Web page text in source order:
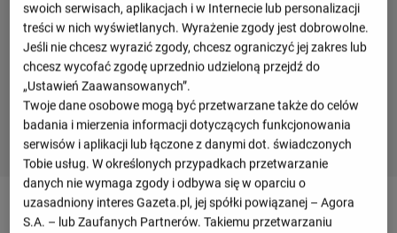
Mecz Namibia - Mali - szczegóły
swoich serwisach, aplikacjach i w Internecie lub personalizacji
treści w nich wyświetlanych. Wyrażenie zgody jest dobrowolne.
Jeśli nie chcesz wyrazić zgody, chcesz ograniczyć jej zakres lub
chcesz wycofać zgodę uprzednio udzieloną przejdź do
„Ustawień Zaawansowanych”.
Twoje dane osobowe mogą być przetwarzane także do celów
badania i mierzenia informacji dotyczących funkcjonowania
serwisów i aplikacji lub łączone z danymi dot. świadczonych
Tobie usług. W określonych przypadkach przetwarzanie
danych nie wymaga zgody i odbywa się w oparciu o
uzasadniony interes Gazeta.pl, jej spółki powiązanej – Agora
S.A. – lub Zaufanych Partnerów. Takiemu przetwarzaniu